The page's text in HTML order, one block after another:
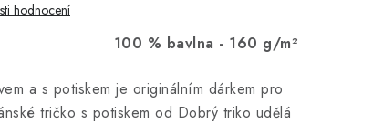
hodnocení
100 % bavlna - 160 g/m²
a s potiskem je originálním dárkem pro
tričko s potiskem od Dobrý triko udělá